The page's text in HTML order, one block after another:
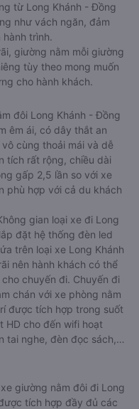
từ Long Khánh - Đồng
như vách ngăn, đảm
trình.
giường nằm mỗi giường
tùy theo mong muốn
cho hành khách.
đôi Long Khánh - Đồng
êm ái, có dây thắt an
cùng thoải mái và dễ
tích rất rộng, chiều dài
gấp 2,5 lần so với xe
phù hợp với cả du khách
gian loại xe đi Long
đặt hệ thống đèn led
trên loại xe Long Khánh
nên hành khách có thể
chuyến đi. Chuyến đi
chán với xe phòng nằm
được tích hợp trong suốt
HD cho đến wifi hoạt
tai nghe, đèn đọc sách,…
giường nằm đôi đi Long
tích hợp đầy đủ các